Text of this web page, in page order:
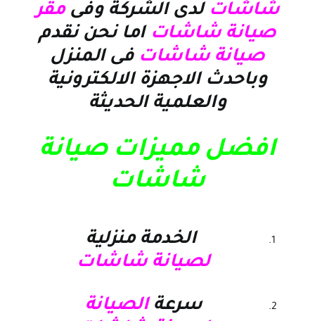
شاشاتلدى الشركة وفى مقر
صيانة شاشات اما نحن نقدم
صيانة شاشات فى المنزل
وباحدث الاجهزة الالكترونية
والعلمية الحديثة
افضل مميزات صيانة
شاشات
الخدمة منزلية
لصيانة شاشات
سرعة الصيانة